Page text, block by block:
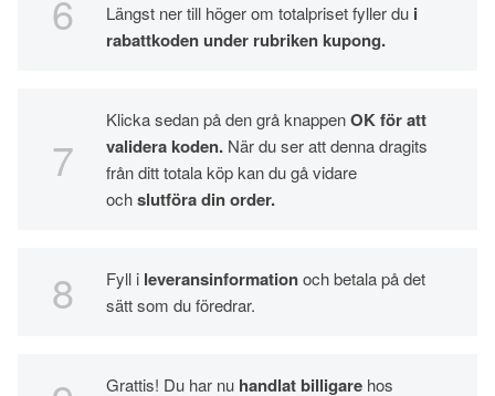
Längst ner till höger om totalpriset fyller du i
rabattkoden under rubriken kupong.
Klicka sedan på den grå knappenOK för att
validera koden. När du ser att denna dragits
från ditt totala köp kan du gå vidare
ochslutföra din order.
Fyll i leveransinformationoch betala på det
sätt som du föredrar.
Grattis! Du har nu handlat billigare hos